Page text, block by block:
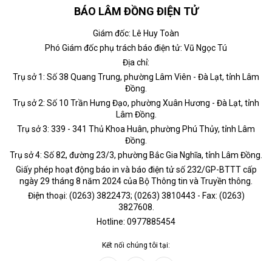
BÁO LÂM ĐỒNG ĐIỆN TỬ
Giám đốc: Lê Huy Toàn
Phó Giám đốc phụ trách báo điện tử: Vũ Ngọc Tú
Địa chỉ:
Trụ sở 1: Số 38 Quang Trung, phường Lâm Viên - Đà Lạt, tỉnh Lâm
Đồng.
Trụ sở 2: Số 10 Trần Hưng Đạo, phường Xuân Hương - Đà Lạt, tỉnh
Lâm Đồng.
Trụ sở 3: 339 - 341 Thủ Khoa Huân, phường Phú Thủy, tỉnh Lâm
Đồng.
Trụ sở 4: Số 82, đường 23/3, phường Bắc Gia Nghĩa, tỉnh Lâm Đồng.
Giấy phép hoạt động báo in và báo điện tử số 232/GP-BTTT cấp
ngày 29 tháng 8 năm 2024 của Bộ Thông tin và Truyền thông.
Điện thoại: (0263) 3822473; (0263) 3810443 - Fax: (0263)
3827608.
Hotline: 0977885454
Kết nối chúng tôi tại: